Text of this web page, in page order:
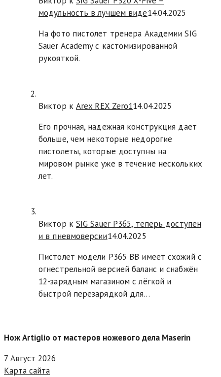
модульность в лучшем виде14.04.2025
На фото пистолет тренера Академии SIG
Sauer Academy с кастомизированной
рукояткой.
Виктор к Arex REX Zero114.04.2025
Его прочная, надежная конструкция дает
больше, чем некоторые недорогие
пистолеты, которые доступны на
мировом рынке уже в течение нескольких
лет.
Виктор к SIG Sauer P365, теперь доступен
и в пневмоверсии14.04.2025
Пистолет модели P365 BB имеет схожий с
огнестрельной версией баланс и снабжён
12-зарядным магазином с лёгкой и
быстрой перезарядкой для…
Нож Artiglio от мастеров ножевого дела Maserin
7 Август 2026
Карта сайта